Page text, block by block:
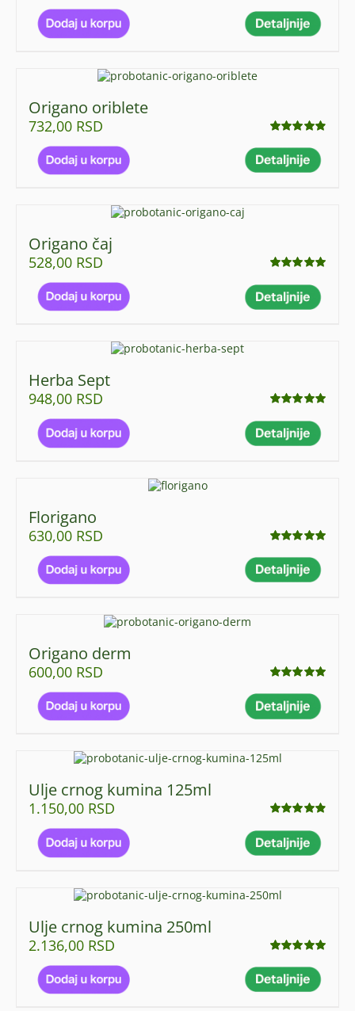
4.93od 5
Origano oriblete
4.83od 5
732,00 RSD
Origano čaj
4.92od 5
528,00 RSD
Herba Sept
4.95od 5
948,00 RSD
Florigano
5.00od 5
630,00 RSD
Origano derm
sa
5.00od 5
600,00 RSD
Ulje crnog kumina 125ml
4.88od 5
1.150,00 RSD
Ulje crnog kumina 250ml
4.95od 5
2.136,00 RSD